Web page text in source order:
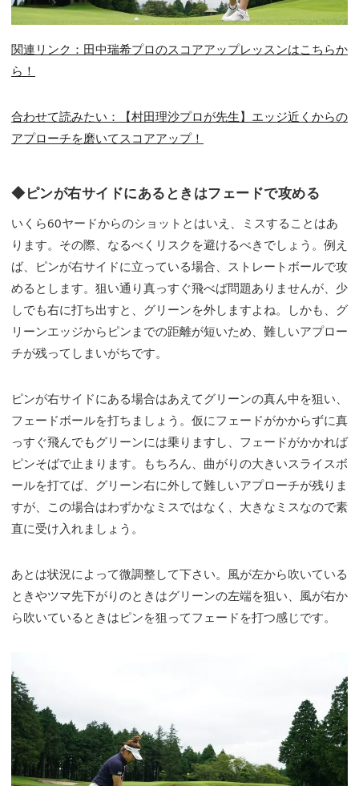
関連リンク：田中瑞希プロのスコアアップレッスンはこちらか
ら！
合わせて読みたい：【村田理沙プロが先生】エッジ近くからの
アプローチを磨いてスコアアップ！
◆ピンが右サイドにあるときはフェードで攻める
いくら60ヤードからのショットとはいえ、ミスすることはあ
ります。その際、なるべくリスクを避けるべきでしょう。例え
ば、ピンが右サイドに立っている場合、ストレートボールで攻
めるとします。狙い通り真っすぐ飛べば問題ありませんが、少
しでも右に打ち出すと、グリーンを外しますよね。しかも、グ
リーンエッジからピンまでの距離が短いため、難しいアプロー
チが残ってしまいがちです。
ピンが右サイドにある場合はあえてグリーンの真ん中を狙い、
フェードボールを打ちましょう。仮にフェードがかからずに真
っすぐ飛んでもグリーンには乗りますし、フェードがかかれば
ピンそばで止まります。もちろん、曲がりの大きいスライスボ
ールを打てば、グリーン右に外して難しいアプローチが残りま
すが、この場合はわずかなミスではなく、大きなミスなので素
直に受け入れましょう。
あとは状況によって微調整して下さい。風が左から吹いている
ときやツマ先下がりのときはグリーンの左端を狙い、風が右か
ら吹いているときはピンを狙ってフェードを打つ感じです。